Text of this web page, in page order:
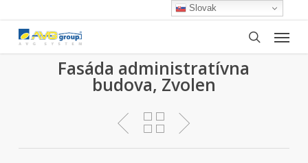
main
content
search
Menu
Fasáda administratívna
budova, Zvolen
Slovak